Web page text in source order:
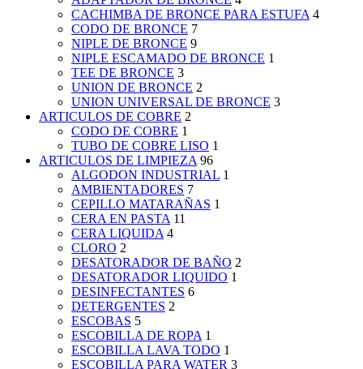
CACHIMBA DE BRONCE PARA ESTUFA 4
CODO DE BRONCE 7
NIPLE DE BRONCE 9
NIPLE ESCAMADO DE BRONCE 1
TEE DE BRONCE 3
UNION DE BRONCE 2
UNION UNIVERSAL DE BRONCE 3
ARTICULOS DE COBRE 2
CODO DE COBRE 1
TUBO DE COBRE LISO 1
ARTICULOS DE LIMPIEZA 96
ALGODON INDUSTRIAL 1
AMBIENTADORES 7
CEPILLO MATARAÑAS 1
CERA EN PASTA 11
CERA LIQUIDA 4
CLORO 2
DESATORADOR DE BAÑO 2
DESATORADOR LIQUIDO 1
DESINFECTANTES 6
DETERGENTES 2
ESCOBAS 5
ESCOBILLA DE ROPA 1
ESCOBILLA LAVA TODO 1
ESCOBILLA PARA WATER 3